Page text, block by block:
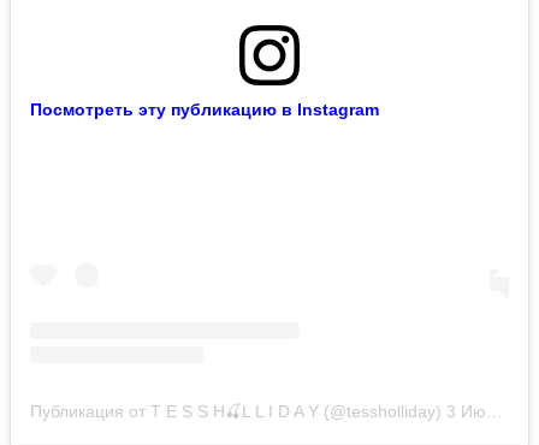
Посмотреть эту публикацию в Instagram
Публикация от T E S S H🍒L L I D A Y (@tessholliday) 3 Июл 2019 в 4:10 PDT